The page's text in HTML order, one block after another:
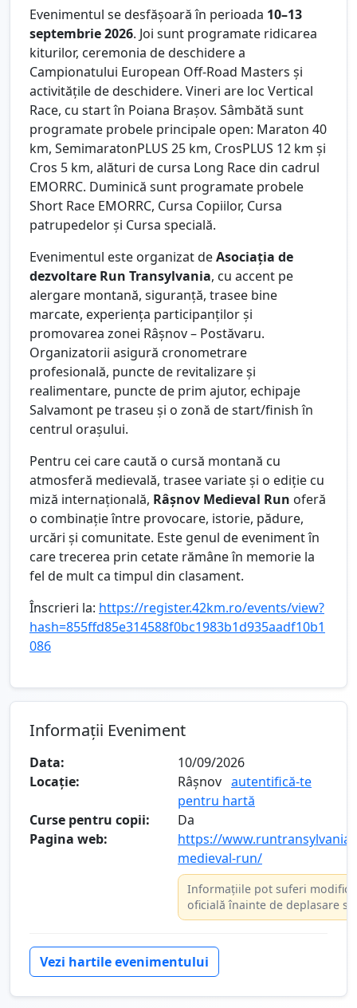
Evenimentul se desfășoară în perioada 10–13
septembrie 2026. Joi sunt programate ridicarea
kiturilor, ceremonia de deschidere a
Campionatului European Off-Road Masters și
activitățile de deschidere. Vineri are loc Vertical
Race, cu start în Poiana Brașov. Sâmbătă sunt
programate probele principale open: Maraton 40
km, SemimaratonPLUS 25 km, CrosPLUS 12 km și
Cros 5 km, alături de cursa Long Race din cadrul
EMORRC. Duminică sunt programate probele
Short Race EMORRC, Cursa Copiilor, Cursa
patrupedelor și Cursa specială.
Evenimentul este organizat deAsociația de
dezvoltare Run Transylvania, cu accent pe
alergare montană, siguranță, trasee bine
marcate, experiența participanților și
promovarea zonei Râșnov – Postăvaru.
Organizatorii asigură cronometrare
profesională, puncte de revitalizare și
realimentare, puncte de prim ajutor, echipaje
Salvamont pe traseu și o zonă de start/finish în
centrul orașului.
Pentru cei care caută o cursă montană cu
atmosferă medievală, trasee variate și o ediție cu
miză internațională, Râșnov Medieval Run oferă
o combinație între provocare, istorie, pădure,
urcări și comunitate. Este genul de eveniment în
care trecerea prin cetate rămâne în memorie la
fel de mult ca timpul din clasament.
Înscrieri la: https://register.42km.ro/events/view?
hash=855ffd85e314588f0bc1983b1d935aadf10b1
086
Informații Eveniment
Data:
10/09/2026
Locație:
Râșnov autentifică-te
pentru hartă
Curse pentru copii:
Da
Pagina web:
https://
medieval-run/
Informațiile pot suferi
oficială înainte de deplasare
Vezi hartile evenimentului